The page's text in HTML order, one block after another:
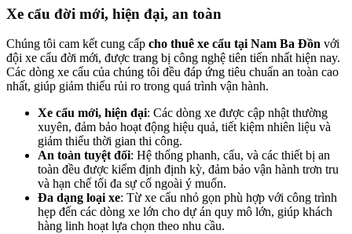
Xe cẩu đời mới, hiện đại, an toàn
Chúng tôi cam kết cung cấp cho thuê xe cẩu tại Nam Ba Đồn với
đội xe cẩu đời mới, được trang bị công nghệ tiên tiến nhất hiện nay.
Các dòng xe cẩu của chúng tôi đều đáp ứng tiêu chuẩn an toàn cao
nhất, giúp giảm thiểu rủi ro trong quá trình vận hành.
Xe cẩu mới, hiện đại: Các dòng xe được cập nhật thường
xuyên, đảm bảo hoạt động hiệu quả, tiết kiệm nhiên liệu và
giảm thiểu thời gian thi công.
An toàn tuyệt đối: Hệ thống phanh, cẩu, và các thiết bị an
toàn đều được kiểm định định kỳ, đảm bảo vận hành trơn tru
và hạn chế tối đa sự cố ngoài ý muốn.
Đa dạng loại xe: Từ xe cẩu nhỏ gọn phù hợp với công trình
hẹp đến các dòng xe lớn cho dự án quy mô lớn, giúp khách
hàng linh hoạt lựa chọn theo nhu cầu.